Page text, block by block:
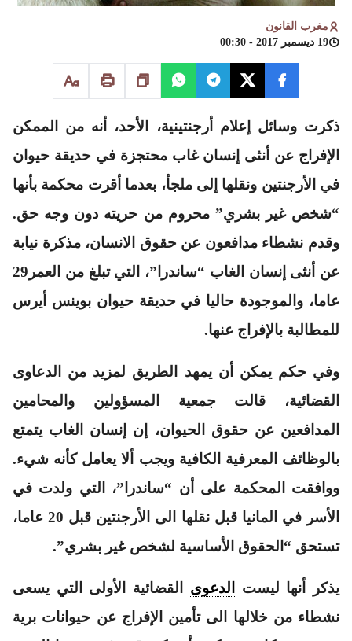
مغرب القانون
19 ديسمبر 2017 - 00:30
ذكرت وسائل إعلام أرجنتينية، الأحد، أنه من الممكن
الإفراج عن أنثى إنسان غاب محتجزة في حديقة حيوان
في الأرجنتين ونقلها إلى ملجأ، بعدما أقرت محكمة بأنها
“شخص غير بشري” محروم من حريته دون وجه حق.
وقدم نشطاء مدافعون عن حقوق الانسان، مذكرة نيابة
عن أنثى إنسان الغاب “ساندرا”، التي تبلغ من العمر29
عاما، والموجودة حاليا في حديقة حيوان بوينس أيرس
للمطالبة بالإفراج عنها.
وفي حكم يمكن أن يمهد الطريق لمزيد من الدعاوى
القضائية، قالت جمعية المسؤولين والمحامين
المدافعين عن حقوق الحيوان، إن إنسان الغاب يتمتع
بالوظائف المعرفية الكافية ويجب ألا يعامل كأنه شيء.
ووافقت المحكمة على أن “ساندرا”، التي ولدت في
الأسر في المانيا قبل نقلها الى الأرجنتين قبل 20 عاما،
تستحق “الحقوق الأساسية لشخص غير بشري”.
يذكر أنها ليست الدعوى القضائية الأولى التي يسعى
نشطاء من خلالها الى تأمين الإفراج عن حيوانات برية